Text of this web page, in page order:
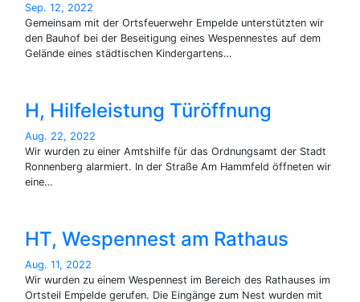
Sep. 12, 2022
Gemeinsam mit der Ortsfeuerwehr Empelde unterstützten wir
den Bauhof bei der Beseitigung eines Wespennestes auf dem
Gelände eines städtischen Kindergartens…
H, Hilfeleistung Türöffnung
Aug. 22, 2022
Wir wurden zu einer Amtshilfe für das Ordnungsamt der Stadt
Ronnenberg alarmiert. In der Straße Am Hammfeld öffneten wir
eine…
HT, Wespennest am Rathaus
Aug. 11, 2022
Wir wurden zu einem Wespennest im Bereich des Rathauses im
Ortsteil Empelde gerufen. Die Eingänge zum Nest wurden mit